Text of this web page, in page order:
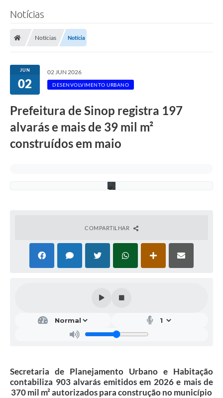
Notícias
Notícias Notícia
JUN
02
02 JUN 2026
DESENVOLVIMENTO URBANO
Prefeitura de Sinop registra 197
alvarás e mais de 39 mil m²
construídos em maio
v
u
g
COMPARTILHAR
Secretaria de Planejamento Urbano e Habitação
contabiliza 903 alvarás emitidos em 2026 e mais de
370 mil m² autorizados para construção no município